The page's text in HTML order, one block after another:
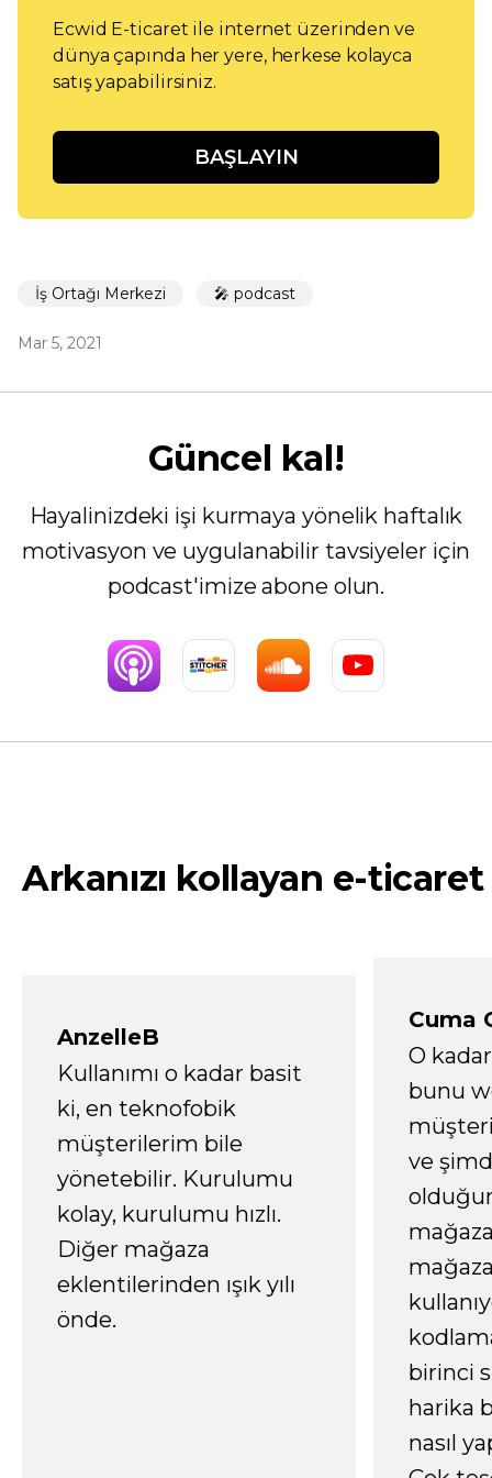
Ecwid E-ticaret ile internet üzerinden ve
dünya çapında her yere, herkese kolayca
satış yapabilirsiniz.
BAŞLAYIN
İş Ortağı Merkezi 🎤 podcast
Mar 5, 2021
Güncel kal!
Hayalinizdeki işi kurmaya yönelik haftalık
motivasyon ve uygulanabilir tavsiyeler için
podcast'imize abone olun.
Arkanızı kollayan e-ticaret
AnzelleB
Kullanımı o kadar basit
ki, en teknofobik
müşterilerim bile
yönetebilir. Kurulumu
kolay, kurulumu hızlı.
Diğer mağaza
eklentilerinden ışık yılı
önde.
Cuma
O
bunu
ve
birinci
harika
nasıl